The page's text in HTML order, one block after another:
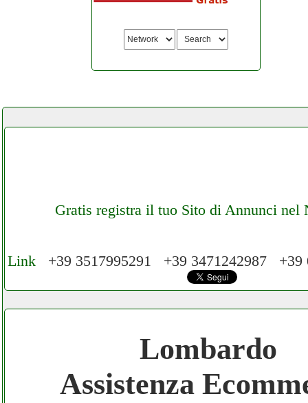
Gratis registra il tuo Sito di Annunci nel
Cerchiamo Collaboratori per Lavoro nel
€ Mese
Gratis registra il tuo Ecommerce nel
Link +39 3517995291 +39 3471242987
Lombardo
Assistenza